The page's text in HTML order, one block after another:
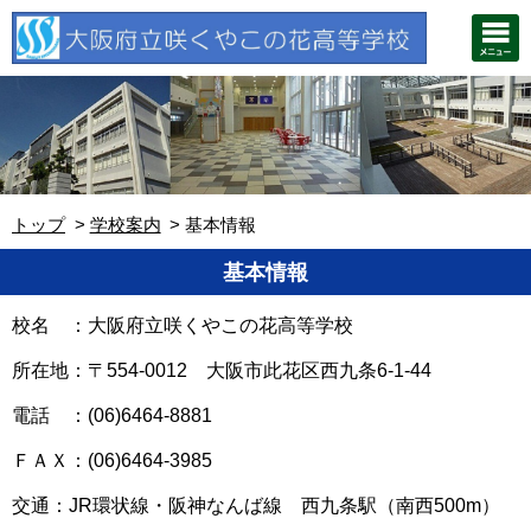
トップ 学校案内 基本情報
基本情報
校名 ：大阪府立咲くやこの花高等学校
所在地： 〒554-0012 大阪市此花区西九条6-1-44
電話 ： (06)6464-8881
ＦＡＸ： (06)6464-3985
交通：JR環状線・阪神なんば線 西九条駅（南西500m）